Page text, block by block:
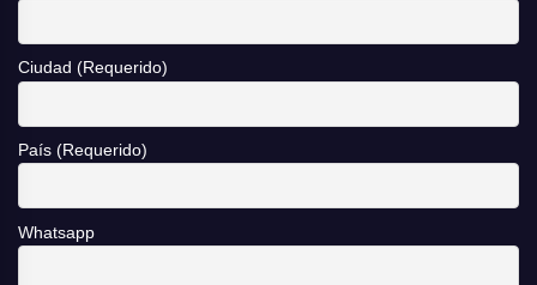
Ciudad (Requerido)
País (Requerido)
Whatsapp